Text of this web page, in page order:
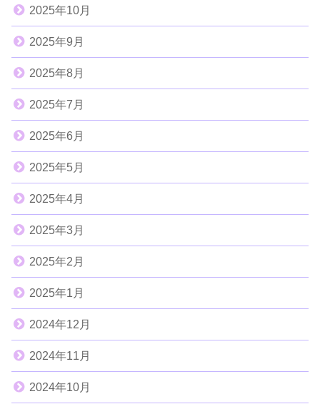
2025年10月
2025年9月
2025年8月
2025年7月
2025年6月
2025年5月
2025年4月
2025年3月
2025年2月
2025年1月
2024年12月
2024年11月
2024年10月